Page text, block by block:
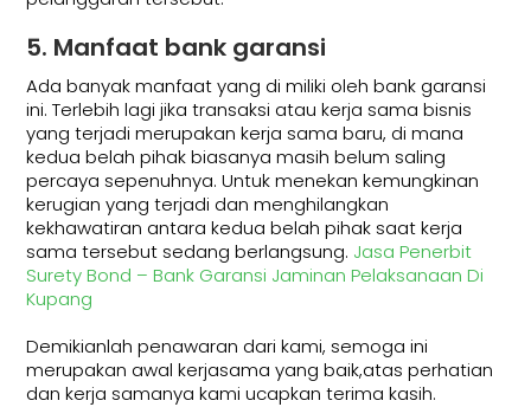
5. Manfaat bank garansi
Ada banyak manfaat yang di miliki oleh bank garansi
ini. Terlebih lagi jika transaksi atau kerja sama bisnis
yang terjadi merupakan kerja sama baru, di mana
kedua belah pihak biasanya masih belum saling
percaya sepenuhnya. Untuk menekan kemungkinan
kerugian yang terjadi dan menghilangkan
kekhawatiran antara kedua belah pihak saat kerja
sama tersebut sedang berlangsung. Jasa Penerbit
Surety Bond – Bank Garansi Jaminan Pelaksanaan Di
Kupang
Demikianlah penawaran dari kami, semoga ini
merupakan awal kerjasama yang baik,atas perhatian
dan kerja samanya kami ucapkan terima kasih.